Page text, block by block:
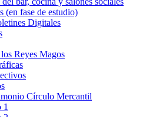
(en fase de estudio)
Digitales
Reyes Magos
Círculo Mercantil
1